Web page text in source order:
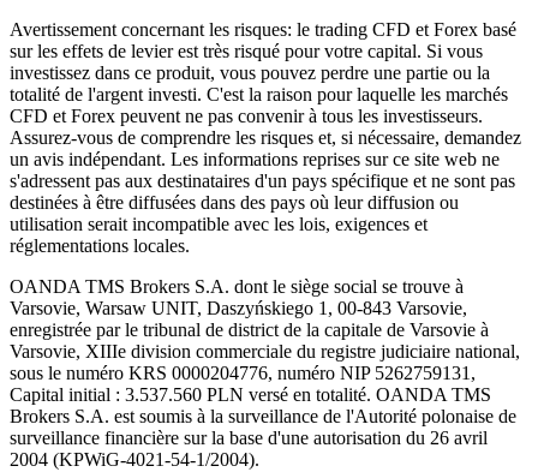
Avertissement concernant les risques: le trading CFD et Forex basé
sur les effets de levier est très risqué pour votre capital. Si vous
investissez dans ce produit, vous pouvez perdre une partie ou la
totalité de l'argent investi. C'est la raison pour laquelle les marchés
CFD et Forex peuvent ne pas convenir à tous les investisseurs.
Assurez-vous de comprendre les risques et, si nécessaire, demandez
un avis indépendant. Les informations reprises sur ce site web ne
s'adressent pas aux destinataires d'un pays spécifique et ne sont pas
destinées à être diffusées dans des pays où leur diffusion ou
utilisation serait incompatible avec les lois, exigences et
réglementations locales.
OANDA TMS Brokers S.A. dont le siège social se trouve à
Varsovie, Warsaw UNIT, Daszyńskiego 1, 00-843 Varsovie,
enregistrée par le tribunal de district de la capitale de Varsovie à
Varsovie, XIIIe division commerciale du registre judiciaire national,
sous le numéro KRS 0000204776, numéro NIP 5262759131,
Capital initial : 3.537.560 PLN versé en totalité. OANDA TMS
Brokers S.A. est soumis à la surveillance de l'Autorité polonaise de
surveillance financière sur la base d'une autorisation du 26 avril
2004 (KPWiG-4021-54-1/2004).